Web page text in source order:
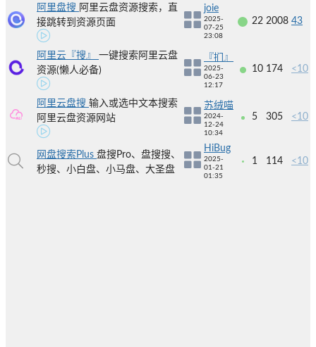
阿里盘搜 阿里云盘资源搜索，直
接跳转到资源页面
joie
2025-
07-25
23:08
22 2008 43
阿里云『搜』 一键搜索阿里云盘
资源(懒人必备)
『扪』
2025-
06-23
12:17
10 174 <10
阿里云盘搜 输入或选中文本搜索
阿里云盘资源网站
苏绒喵
2024-
12-24
10:34
5 305 <10
网盘搜索Plus 盘搜Pro、盘搜搜、
秒搜、小白盘、小马盘、大圣盘
HiBug
2025-
01-21
01:35
1 114 <10